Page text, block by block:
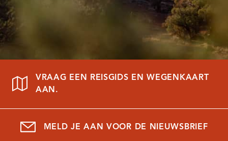
VRAAG EEN REISGIDS EN WEGENKAART
AAN.
MELD JE AAN VOOR DE NIEUWSBRIEF